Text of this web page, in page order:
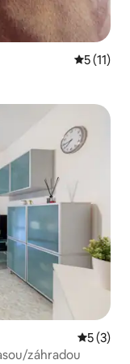
5 (11)
5 (3)
záhradou